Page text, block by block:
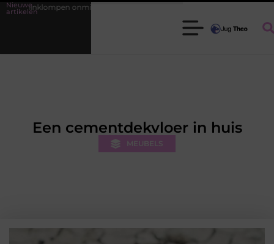
Nieuwe
artikelenonmisbaar zijn voor elke tuinier
Een cementdekvloer in huis
MEUBELS